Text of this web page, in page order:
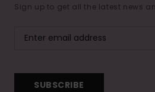
Sign up to get all the latest news
SUBSCRIBE